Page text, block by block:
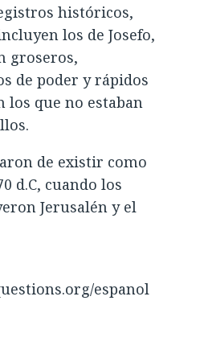
históricos,
los de Josefo,
groseros,
de poder y rápidos
los que no estaban
de existir como
d.C, cuando los
Jerusalén y el
espanol